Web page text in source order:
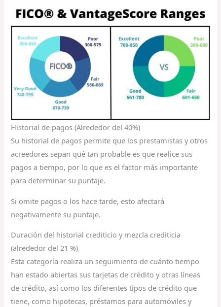
Historial de pagos (Alrededor del 40%)
Su historial de pagos permite que los prestamistas y otros
acreedores sepan qué tan probable es que realice sus
pagos a tiempo, por lo que es el factor más importante
para determinar su puntaje.
Si omite pagos o los hace tarde, esto afectará
negativamente su puntaje.
Duración del historial crediticio y mezcla crediticia
(alrededor del 21 %)
Esta categoría realiza un seguimiento de cuánto tiempo
han estado abiertas sus tarjetas de crédito y otras líneas
de crédito, así como los diferentes tipos de crédito que
tiene, como hipotecas, préstamos para automóviles y